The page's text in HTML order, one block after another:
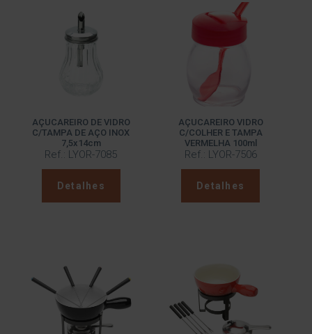
AÇUCAREIRO DE VIDRO
C/TAMPA DE AÇO INOX
7,5x14cm
Ref.: LYOR-7085
Detalhes
AÇUCAREIRO VIDRO
C/COLHER E TAMPA
VERMELHA 100ml
Ref.: LYOR-7506
Detalhes